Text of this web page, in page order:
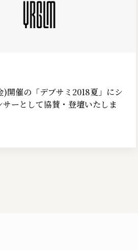
)開催の「デブサミ2018夏」にシ
サーとして協賛・登壇いたしま